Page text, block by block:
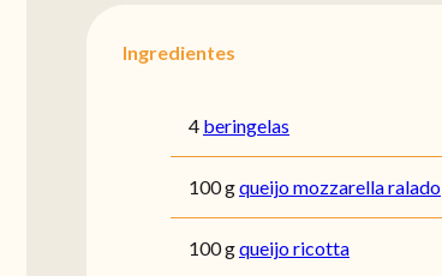
Ingredientes
4 beringelas
100 gqueijo mozzarella ralado
100 gqueijo ricotta